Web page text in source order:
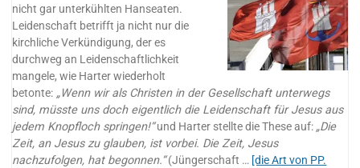
nicht gar unterkühlten Hanseaten.
Leidenschaft betrifft ja nicht nur die
kirchliche Verkündigung, der es
durchweg an Leidenschaftlichkeit
mangele, wie Harter wiederholt
betonte: „Wenn wir als Christen in der Gesellschaft unterwegs
sind, müsste uns doch eigentlich die Leidenschaft für Jesus aus
jedem Knopfloch springen!“und Harter stellte die These auf: „Die
Zeit, an Jesus zu glauben, ist vorbei. Die Zeit, Jesus
nachzufolgen, hat begonnen.“(Jüngerschaft … [die Art von PP.